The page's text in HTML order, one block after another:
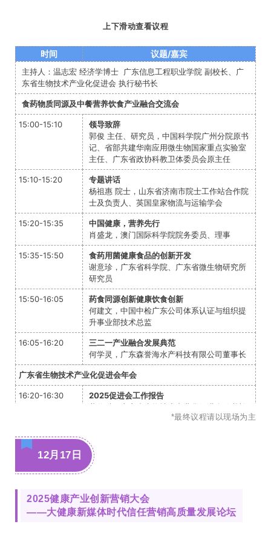
上下滑动查看议程
时间 议题/嘉宾
主持人：温志宏 经济学博士 广东信息工程职业学院 副校长、广
东省生物技术产业化促进会 执行秘书长
食药物质同源及中餐营养饮食产业融合交流会
15:00-15:10
领导致辞
郭俊 主任、研究员，中国科学院广州分院原书
记、省部共建华南应用微生物国家重点实验室
主任、广东省政协科教卫体委员会原主任
15:10-15:20
专题讲话
杨祖惠 院士，山东省济南市院士工作站合作院
士及负责人、英国皇家物流与运输学会
15:20-15:35
中国健康，营养先行
肖盛龙，澳门国际科学院院务委员、理事
15:35-15:50
食药用菌健康食品的创新开发
谢意珍，广东省科学院、广东省微生物研究所
研究员
15:50-16:05
药食同源创新健康饮食创新
何建文，中国中检广东公司体系认证与组织提
升事业部技术总监
16:05-16:20
三二一产业融合发展典范
何学灵，广东森誉海水产科技有限公司董事长
广东省生物技术产业化促进会年会
16:20-16:30
2025促进会工作报告
黄俊斌，广东省生物技术产业化促进会秘书长
(2)海外商旅商贸服务机构 签约仪式
2. 三二一产业融合发展典范 签约仪式
蔡婉生，广东省生物技术产业化促进会会长
*最终议程请以现场为主
12月17日
2025健康产业创新营销大会
——大健康新媒体时代信任营销高质量发展论坛